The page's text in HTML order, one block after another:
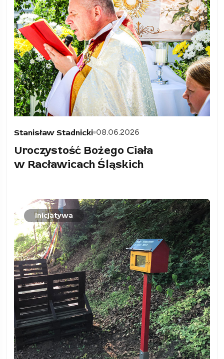
Stanisław Stadnicki 08.06.2026
Uroczystość Bożego Ciała
w Racławicach Śląskich
Inicjatywa